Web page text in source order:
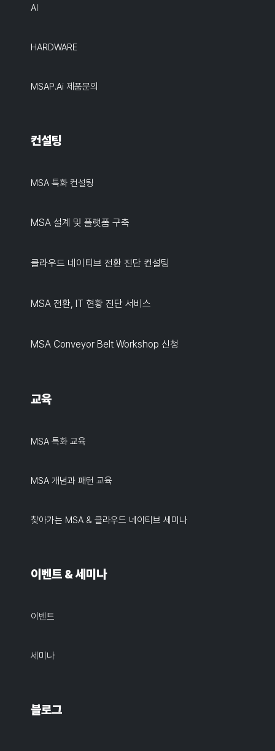
AI
HARDWARE
MSAP.ai 제품문의
컨설팅
MSA 특화 컨설팅
MSA 설계 및 플랫폼 구축
클라우드 네이티브 전환 진단 컨설팅
MSA 전환, IT 현황 진단 서비스
MSA Conveyor Belt Workshop 신청
교육
MSA 특화 교육
MSA 개념과 패턴 교육
찾아가는 MSA & 클라우드 네이티브 세미나
이벤트 & 세미나
이벤트
세미나
블로그